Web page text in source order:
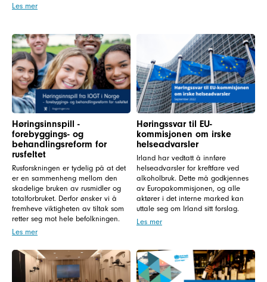
Les mer
Høringsinnspill -
forebyggings- og
behandlingsreform for
rusfeltet
Rusforskningen er tydelig på at det
er en sammenheng mellom den
skadelige bruken av rusmidler og
totalforbruket. Derfor ønsker vi å
fremheve viktigheten av tiltak som
retter seg mot hele befolkningen.
Les mer
Høringssvar til EU-
kommisjonen om irske
helseadvarsler
Irland har vedtatt å innføre
helseadvarsler for kreftfare ved
alkoholbruk. Dette må godkjennes
av Europakommisjonen, og alle
aktører i det interne marked kan
uttale seg om Irland sitt forslag.
Les mer